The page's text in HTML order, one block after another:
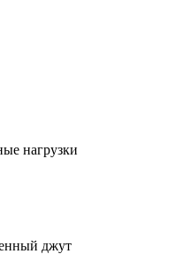
нагрузки
джут